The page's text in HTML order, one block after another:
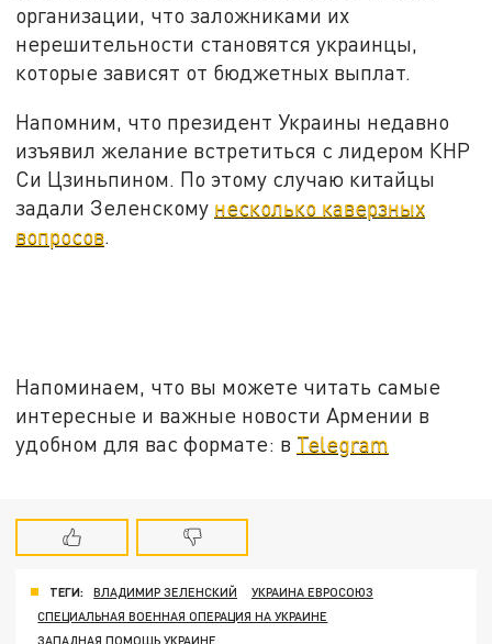
организации, что заложниками их
нерешительности становятся украинцы,
которые зависят от бюджетных выплат.
Напомним, что президент Украины недавно
изъявил желание встретиться с лидером КНР
Си Цзиньпином. По этому случаю китайцы
задали Зеленскому несколько каверзных
вопросов.
Напоминаем, что вы можете читать самые
интересные и важные новости Армении в
удобном для вас формате: в Telegram
ТЕГИ: ВЛАДИМИР ЗЕЛЕНСКИЙ
УКРАИНА ЕВРОСОЮЗ
СПЕЦИАЛЬНАЯ ВОЕННАЯ ОПЕРАЦИЯ НА УКРАИНЕ
ЗАПАДНАЯ ПОМОЩЬ УКРАИНЕ